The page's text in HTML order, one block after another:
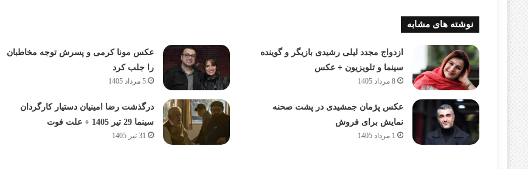
نوشته های مشابه
ازدواج مجدد لیلی رشیدی بازیگر و گوینده
سینما و تلویزیون + عکس
8 مرداد 1405
عکس مونا کرمی و پسرش توجه مخاطبان
را جلب کرد
5 مرداد 1405
عکس پژمان جمشیدی در پشت صحنه
نمایش برای فروش
1 مرداد 1405
درگذشت رضا امینیان دستیار کارگردان
سینما 29 تیر 1405 + علت فوت
31 تیر 1405